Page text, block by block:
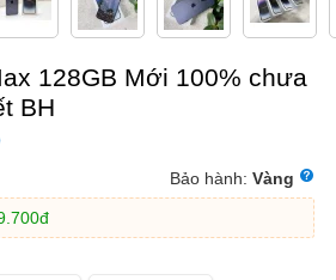
120Hz, HDR10.
0%thủ tục tại nhà,
giao hàng miễn phí tận
trợ giá thu cũ lên đời lên đến 500.000đ
cả sản phẩm smartphone, tablet.
128GB Mới 100% chưa
BH
Bảo hành: Vàng
đ